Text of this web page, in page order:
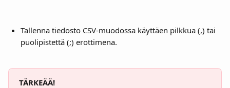
Tallenna tiedosto CSV-muodossa käyttäen pilkkua (,) tai
puolipistettä (;) erottimena.
TÄRKEÄÄ!